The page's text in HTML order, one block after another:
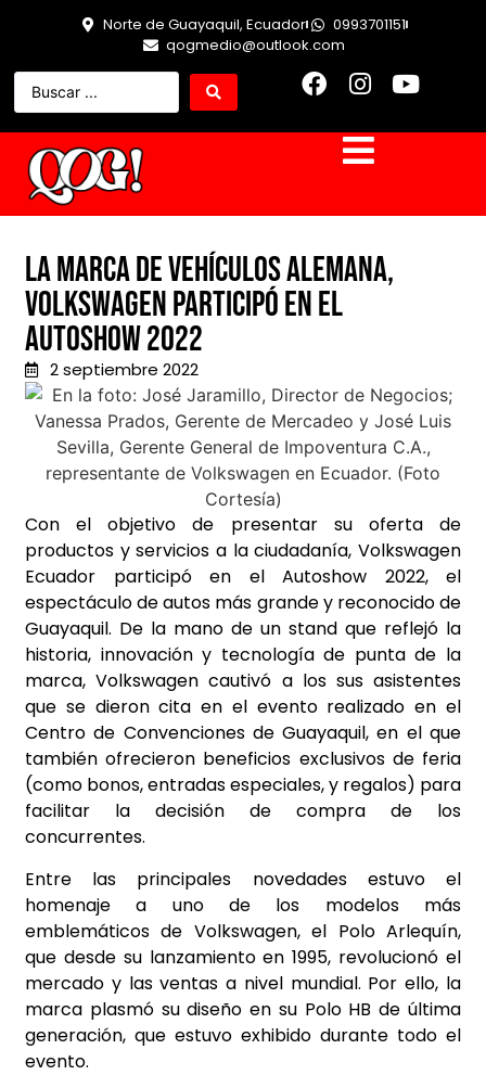
Norte de Guayaquil, Ecuador
0993701151
qogmedio@outlook.com
La marca de vehículos alemana,
Volkswagen participó en el
Autoshow 2022
2 septiembre 2022
Con el objetivo de presentar su oferta de
productos y servicios a la ciudadanía, Volkswagen
Ecuador participó en el Autoshow 2022, el
espectáculo de autos más grande y reconocido de
Guayaquil. De la mano de un stand que reflejó la
historia, innovación y tecnología de punta de la
marca, Volkswagen cautivó a los sus asistentes
que se dieron cita en el evento realizado en el
Centro de Convenciones de Guayaquil, en el que
también ofrecieron beneficios exclusivos de feria
(como bonos, entradas especiales, y regalos) para
facilitar la decisión de compra de los
concurrentes.
Entre las principales novedades estuvo el
homenaje a uno de los modelos más
emblemáticos de Volkswagen, el Polo Arlequín,
que desde su lanzamiento en 1995, revolucionó el
mercado y las ventas a nivel mundial. Por ello, la
marca plasmó su diseño en su Polo HB de última
generación, que estuvo exhibido durante todo el
evento.